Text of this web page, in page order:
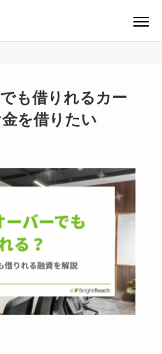
も借りれるカー
を借りたい